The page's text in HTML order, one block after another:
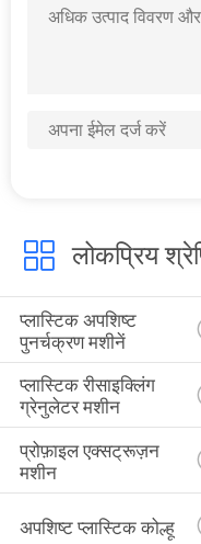
PRIVACY
लोकप्रिय
प्लास्टिक अपशिष्ट
पुनर्चक्रण मशीनें
प्लास्टिक रीसाइक्लिंग
ग्रेनुलेटर मशीन
प्रोफ़ाइल एक्सट्रूज़न
मशीन
अपशिष्ट प्लास्टिक कोल्हू